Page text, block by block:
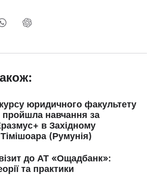
юридичного факультету
пройшла навчання за
в Західному
Тімішоара (Румунія)
до АТ «Ощадбанк»:
та практики